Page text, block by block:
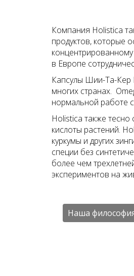
Компания Holistica
продуктов, которые
в Европе
Капсулы Шии-Та-Кер
многих странах.
нормальной работе
Holistica также
кислоты растений.
куркумы и других
специи без
более чем
экспериментов на
Наша